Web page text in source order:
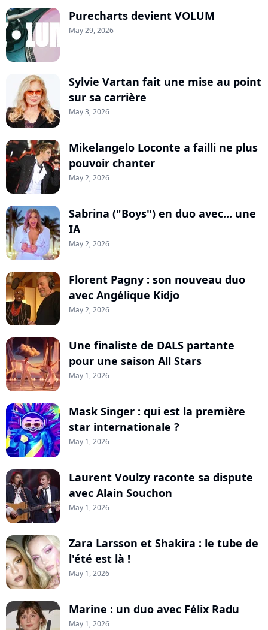
Purecharts devient VOLUM
May 29, 2026
Sylvie Vartan fait une mise au point
sur sa carrière
May 3, 2026
Mikelangelo Loconte a failli ne plus
pouvoir chanter
May 2, 2026
Sabrina ("Boys") en duo avec... une
IA
May 2, 2026
Florent Pagny : son nouveau duo
avec Angélique Kidjo
May 2, 2026
Une finaliste de DALS partante
pour une saison All Stars
May 1, 2026
Mask Singer : qui est la première
star internationale ?
May 1, 2026
Laurent Voulzy raconte sa dispute
avec Alain Souchon
May 1, 2026
Zara Larsson et Shakira : le tube de
l'été est là !
May 1, 2026
Marine : un duo avec Félix Radu
May 1, 2026